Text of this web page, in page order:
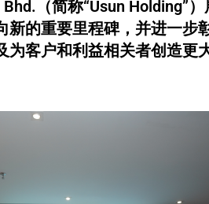
（简称“Usun Holding”
新的重要里程碑，并进一步
为客户和利益相关者创造更